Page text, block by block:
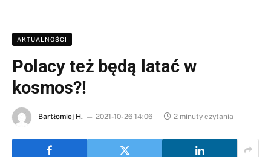
AKTUALNOŚCI
Polacy też będą latać w
kosmos?!
Bartłomiej H. 2021-10-26 14:06 2 minuty czytania